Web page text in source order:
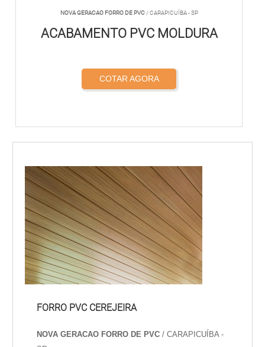
NOVA GERACAO FORRO DE PVC/ CARAPICUÍBA - SP
ACABAMENTO PVC MOLDURA
COTAR AGORA
FORRO PVC CEREJEIRA
NOVA GERACAO FORRO DE PVC/ CARAPICUÍBA -